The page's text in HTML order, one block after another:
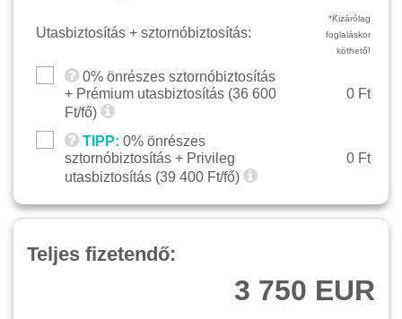
Utasbiztosítás + sztornóbiztosítás:
*Kizárólag
foglaláskor
köthető!
0% önrészes sztornóbiztosítás
+ Prémium utasbiztosítás (36 600
Ft/fő)
0 Ft
TIPP: 0% önrészes
sztornóbiztosítás + Privileg
utasbiztosítás (39 400 Ft/fő)
0 Ft
Teljes fizetendő:
3 750 EUR